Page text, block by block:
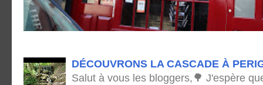
DÉCOUVRONS LA CASCADE À
Salut à vous les bloggers,🌳 J'espère